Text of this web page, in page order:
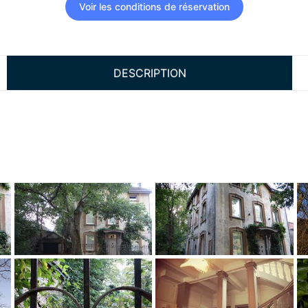
Voir les conditions de réservation
DESCRIPTION